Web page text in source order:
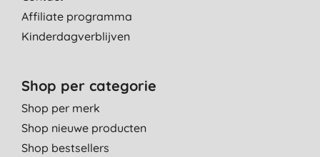
Affiliate programma
Kinderdagverblijven
Shop per categorie
Shop per merk
Shop nieuwe producten
Shop bestsellers